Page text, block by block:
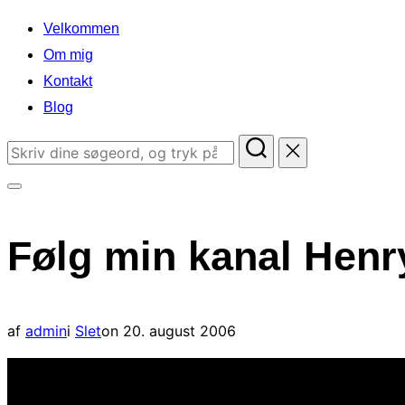
indholdVelkommen
Om mig
Kontakt
Blog
Søg
i
sidekolonne
Følg min kanal
af admini Sleton Udgivet
d.
20. august 2006